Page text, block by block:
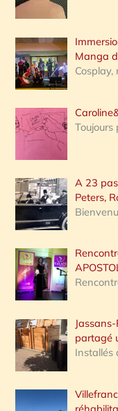
:
Manga
Toujours
A 23
Peters,
partagé
Installés